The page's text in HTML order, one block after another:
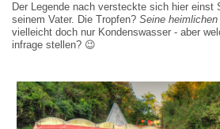
Der Legende nach versteckte sich hier einst
seinem Vater. Die Tropfen? Seine heimlichen
vielleicht doch nur Kondenswasser - aber
infrage stellen? 😉